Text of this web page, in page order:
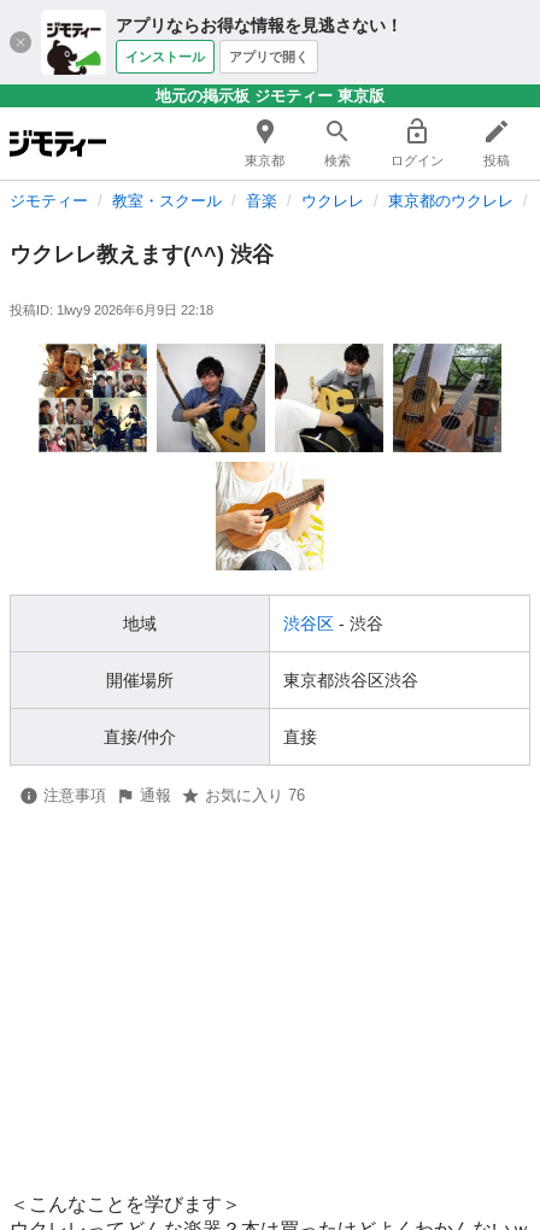
アプリならお得な情報を見逃さない！
インストール アプリで開く
地元の掲示板 ジモティー 東京版
東京都 検索 ログイン 投稿
ジモティー 教室・スクール 音楽 ウクレレ 東京都のウクレレ
ウクレレ教えます(^^) 渋谷
投稿ID: 1lwy9 2026年6月9日 22:18
地域 渋谷区 - 渋谷
開催場所 東京都渋谷区渋谷
直接/仲介 直接
注意事項 通報 お気に入り 76
＜こんなことを学びます＞